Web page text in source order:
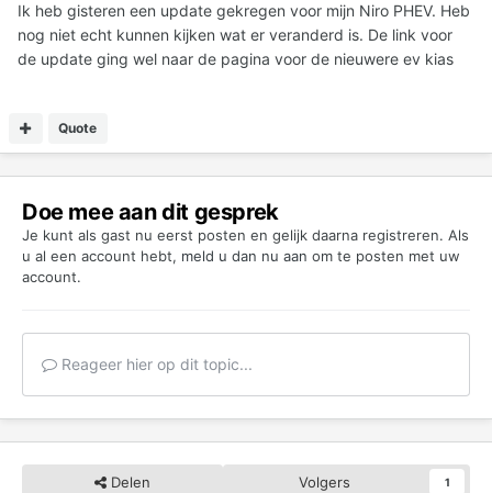
Ik heb gisteren een update gekregen voor mijn Niro PHEV. Heb
nog niet echt kunnen kijken wat er veranderd is. De link voor
de update ging wel naar de pagina voor de nieuwere ev kias
Quote
Doe mee aan dit gesprek
Je kunt als gast nu eerst posten en gelijk daarna registreren. Als
u al een account hebt, meld u dan nu aan om te posten met uw
account.
Reageer hier op dit topic...
Delen Volgers 1